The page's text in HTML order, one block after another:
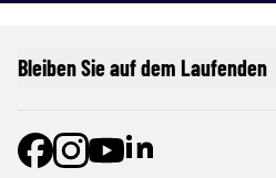
Bleiben Sie auf dem Laufenden